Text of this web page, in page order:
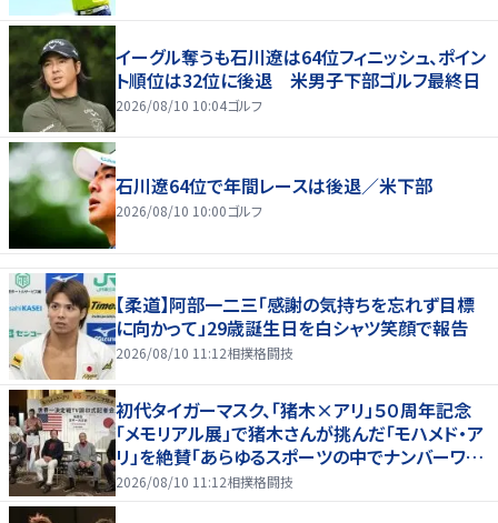
イーグル奪うも石川遼は64位フィニッシュ、ポイン
ト順位は32位に後退 米男子下部ゴルフ最終日
2026/08/10 10:04ゴルフ
石川遼64位で年間レースは後退／米下部
2026/08/10 10:00ゴルフ
【柔道】阿部一二三「感謝の気持ちを忘れず目標
に向かって」29歳誕生日を白シャツ笑顔で報告
2026/08/10 11:12相撲格闘技
初代タイガーマスク、「猪木×アリ」５０周年記念
「メモリアル展」で猪木さんが挑んだ「モハメド・ア
リ」を絶賛「あらゆるスポーツの中でナンバーワン
の存在」
2026/08/10 11:12相撲格闘技